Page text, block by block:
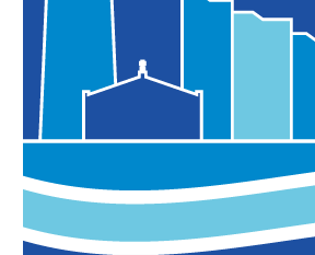
Event
横浜観光情報TOP イベント情報
Event Search
-イベント指定条件検索-